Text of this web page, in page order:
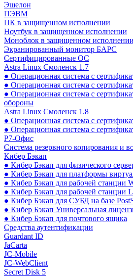
Эшелон
ПЭВМ
ПК в защищенном исполнении
Ноутбук в защищенном исполнении
Моноблок в защищенном исполнении
Экранированный монитор БАРС
Сертифицированные ОС
Astra Linux Смоленск 1.7
● Операционная система с
● Операционная система с
● Операционная система с
обороны
Astra Linux Смоленск 1.8
● Операционная система с
● Операционная система с
Р7-Офис
Система резервного копирования и
Кибер Бэкап
● Кибер Бэкап для физического
● Кибер Бэкап для платформы
● Кибер Бэкап для рабочей станции
● Кибер Бэкап для рабочей станции
● Кибер Бэкап для СУБД на базе
● Кибер Бэкап Универсальная
● Кибер Бэкап для почтового ящика
Средства аутентификации
Guardant ID
JaCarta
JC-Mobile
JC-WebClient
Secret Disk 5